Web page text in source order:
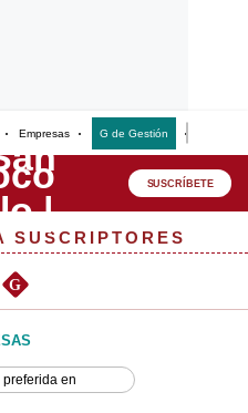
Empresas G de Gestión
SUSCRÍBETE
SUSCRIPTORES
G
preferida en